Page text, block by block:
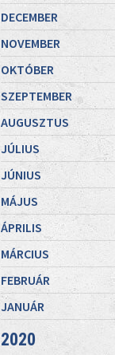
DECEMBER
NOVEMBER
OKTÓBER
SZEPTEMBER
AUGUSZTUS
JÚLIUS
JÚNIUS
MÁJUS
ÁPRILIS
MÁRCIUS
FEBRUÁR
JANUÁR
2020